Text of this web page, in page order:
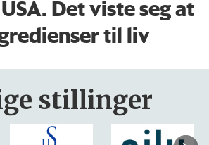
Det viste seg at
til liv
stillinger